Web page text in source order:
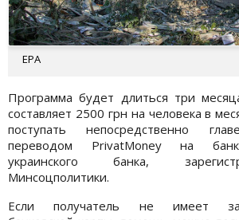
EPA
Программа будет длиться три
составляет 2500 грн на человека в
поступать непосредственно
переводом PrivatMoney на
украинского банка,
Минсоцполитики.
Если получатель не имеет